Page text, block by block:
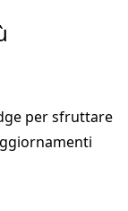
per sfruttare